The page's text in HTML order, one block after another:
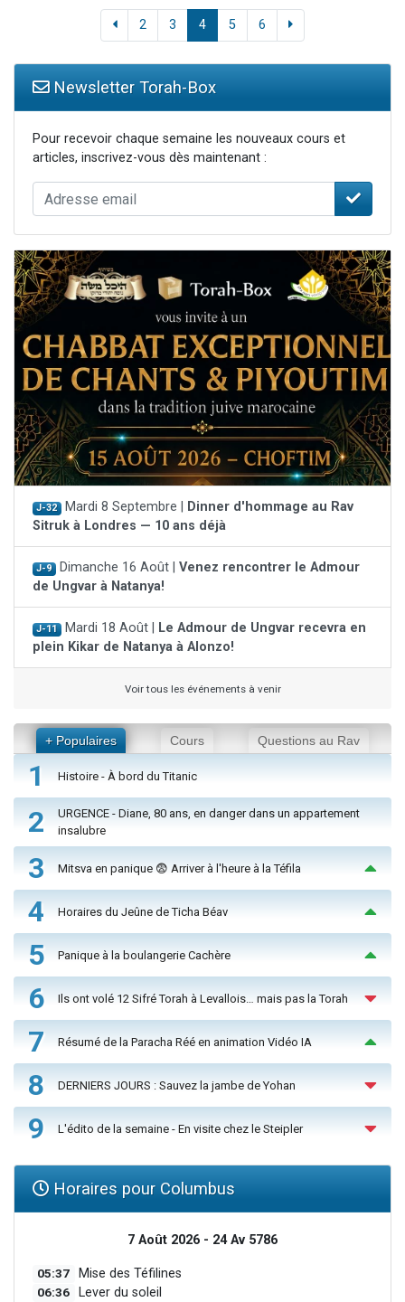
2 3 4 5 6
Newsletter Torah-Box
Pour recevoir chaque semaine les nouveaux cours et
articles, inscrivez-vous dès maintenant :
J-32 Mardi 8 Septembre |
Dinner d'hommage au Rav
Sitruk à Londres — 10 ans déjà
J-9 Dimanche 16 Août | Venez rencontrer le Admour
de Ungvar à Natanya!
J-11 Mardi 18 Août |
Le Admour de Ungvar recevra en
plein Kikar de Natanya à Alonzo!
Voir tous les événements à venir
+ Populaires Cours Questions au Rav
1 Histoire - À bord du Titanic
2
URGENCE - Diane, 80 ans, en danger dans un appartement
insalubre
3 Mitsva en panique 😨 Arriver à l'heure à la Téfila
4 Horaires du Jeûne de Ticha Béav
5 Panique à la boulangerie Cachère
6 Ils ont volé 12 Sifré Torah à Levallois… mais pas la Torah
7 Résumé de la Paracha Réé en animation Vidéo IA
8 DERNIERS JOURS : Sauvez la jambe de Yohan
9 L'édito de la semaine - En visite chez le Steipler
Horaires pour Columbus
7 Août 2026 - 24 Av 5786
05:37 Mise des Téfilines
06:36 Lever du soleil